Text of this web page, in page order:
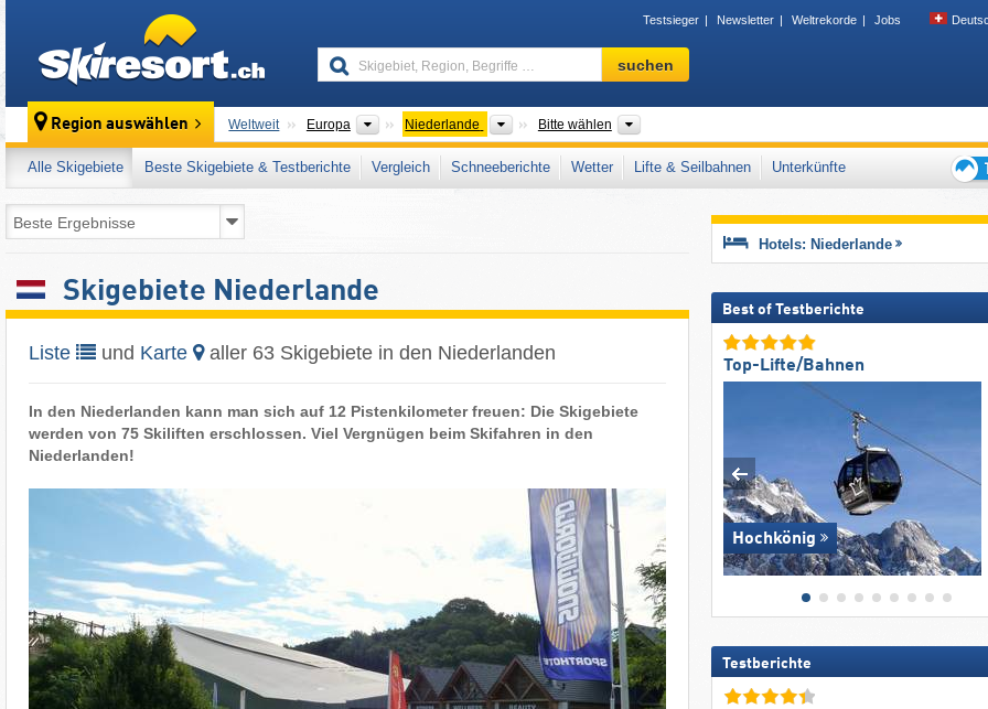
Testsieger Newsletter Weltrekorde Jobs
Skigebiet,
Region,
…
suchen
Region auswählen Weltweit Europa Kontinente
Niederlande LänderBitte wählen
Alle Skigebiete Beste Skigebiete & Testberichte Vergleich Schneeberichte Wetter Lifte & Seilbahnen
Unterkünfte
für
Skigebiete Niederlande
Liste und Karte aller 63 Skigebiete in den Niederlanden
In den Niederlanden kann man sich auf 12 Pistenkilometer freuen: Die Skigebiete
werden von 75 Skiliften erschlossen. Viel Vergnügen beim Skifahren in den
Niederlanden!
Hotels: Niederlande
Best of Testberichte
Top-Lifte/Bahnen
Hochkönig
Testberichte